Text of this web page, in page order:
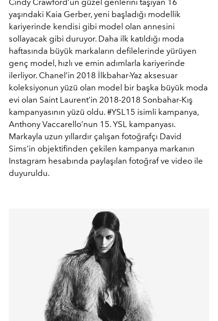
Cindy Crawford’un güzel genlerini taşıyan 16
yaşındaki Kaia Gerber, yeni başladığı modellik
kariyerinde kendisi gibi model olan annesini
sollayacak gibi duruyor. Daha ilk katıldığı moda
haftasında büyük markaların defilelerinde yürüyen
genç model, hızlı ve emin adımlarla kariyerinde
ilerliyor. Chanel’in 2018 İlkbahar-Yaz aksesuar
koleksiyonun yüzü olan model bir başka büyük moda
evi olan Saint Laurent’in 2018-2018 Sonbahar-Kış
kampanyasının yüzü oldu. #YSL15 isimli kampanya,
Anthony Vaccarello’nun 15. YSL kampanyası.
Markayla uzun yıllardır çalışan fotoğrafçı David
Sims’in objektifinden çekilen kampanya markanın
Instagram hesabında paylaşılan fotoğraf ve video ile
duyuruldu.